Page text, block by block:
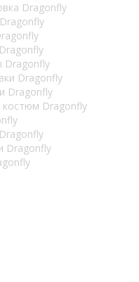
Dragonfly
Dragonfly
Dragonfly
Dragonfly
Dragonfly